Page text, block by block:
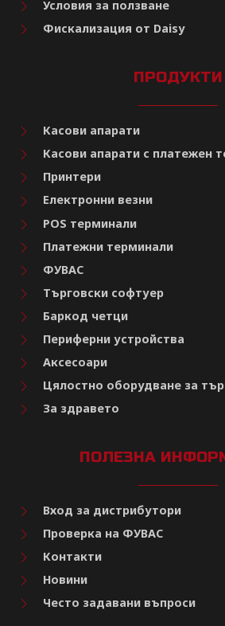
Условия за ползване
Фискализация от Daisy
ПРОДУКТИ
Касови апарати
Касови апарати с платежен
Принтери
Електронни везни
POS терминали
Платежни терминали
ФУВАС
Търговски софтуер
Баркод четци
Периферни устройства
Аксесоари
Цялостно оборудване за
За здравето
ПОЛЕЗНА
Вход за дистрибутори
Проверка на ФУВАС
Контакти
Новини
Често задавани въпроси